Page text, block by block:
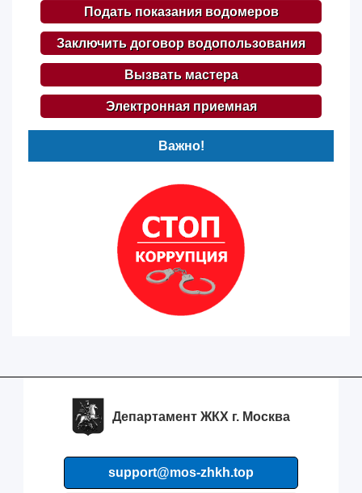
Подать показания водомеров
Заключить договор водопользования
Вызвать мастера
Электронная приемная
Важно!
Департамент ЖКХ г. Москва
support@mos-zhkh.top